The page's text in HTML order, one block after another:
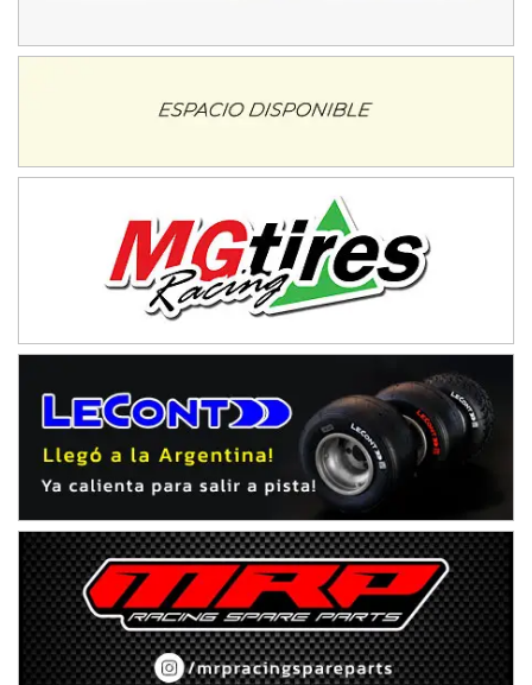
Juan Navarro (Asfalto)
COBERTURA ESPECIAL DE E-KART.COM.AR
IAME SERIES ARGENTINA 6
Baradero (Buenos Aires)
Ciudad de Trenque Lauquen (Asfalto)
Trenque Lauquen (Buenos Aires)
ENTRERRIANO - F6 (POSTERGADA)
Villaguay (Entre Ríos)
VICTORIENSE - F7
El Cerro (Tierra)
Victoria (Entre Ríos)
PATAGONICO - F6
Moto Club Reginense (Tierra)
Gral. E. Godoy (Río Negro)
CSK - F7
Juventud Unida (Tierra)
Humboldt (Santa Fe)